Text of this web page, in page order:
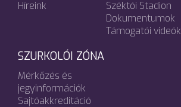
Híreink
Széktói Stadion
Dokumentumok
Támogatói videók
SZURKOLÓI ZÓNA
Mérkőzés és
jegyinformációk
Sajtóakkreditáció